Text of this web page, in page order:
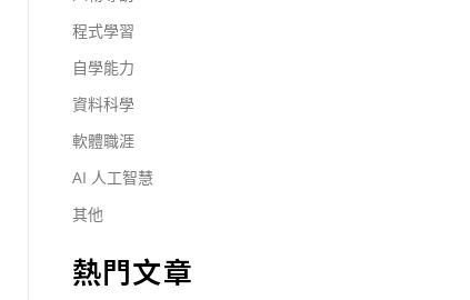
程式學習
自學能力
資料科學
軟體職涯
AI 人工智慧
其他
熱門文章